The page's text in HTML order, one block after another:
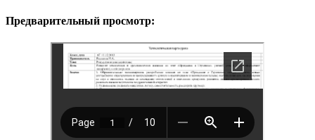
Предварительный просмотр: